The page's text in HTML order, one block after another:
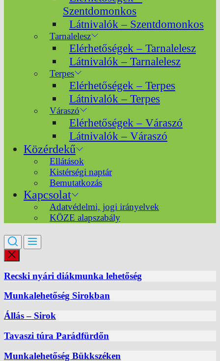
Szentdomonkos
Látnivalók – Szentdomonkos
Tarnalelesz
Elérhetőségek – Tarnalelesz
Látnivalók – Tarnalelesz
Terpes
Elérhetőségek – Terpes
Látnivalók – Terpes
Váraszó
Elérhetőségek – Váraszó
Látnivalók – Váraszó
Közérdekű
Ellátások
Kistérségi naptár
Bemutatkozás
Kapcsolat
Adatvédelmi, jogi irányelvek
KÖZE alapszabály
Recski nyári diákmunka lehetőség
Munkalehetőség Sirokban
Állás – Sirok
Tavaszi túra Parádfürdőn
Munkalehetőség Bükkszéken